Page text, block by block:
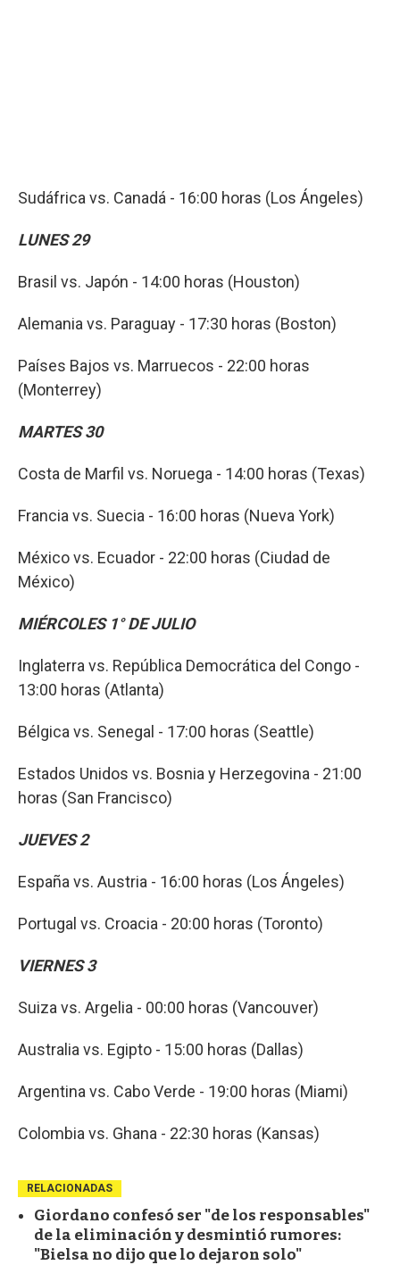
Sudáfrica vs. Canadá - 16:00 horas (Los Ángeles)
LUNES 29
Brasil vs. Japón - 14:00 horas (Houston)
Alemania vs. Paraguay - 17:30 horas (Boston)
Países Bajos vs. Marruecos - 22:00 horas
(Monterrey)
MARTES 30
Costa de Marfil vs. Noruega - 14:00 horas (Texas)
Francia vs. Suecia - 16:00 horas (Nueva York)
México vs. Ecuador - 22:00 horas (Ciudad de
México)
MIÉRCOLES 1° DE JULIO
Inglaterra vs. República Democrática del Congo -
13:00 horas (Atlanta)
Bélgica vs. Senegal - 17:00 horas (Seattle)
Estados Unidos vs. Bosnia y Herzegovina - 21:00
horas (San Francisco)
JUEVES 2
España vs. Austria - 16:00 horas (Los Ángeles)
Portugal vs. Croacia - 20:00 horas (Toronto)
VIERNES 3
Suiza vs. Argelia - 00:00 horas (Vancouver)
Australia vs. Egipto - 15:00 horas (Dallas)
Argentina vs. Cabo Verde - 19:00 horas (Miami)
Colombia vs. Ghana - 22:30 horas (Kansas)
RELACIONADAS
Giordano confesó ser "de los responsables"
de la eliminación y desmintió rumores:
"Bielsa no dijo que lo dejaron solo"